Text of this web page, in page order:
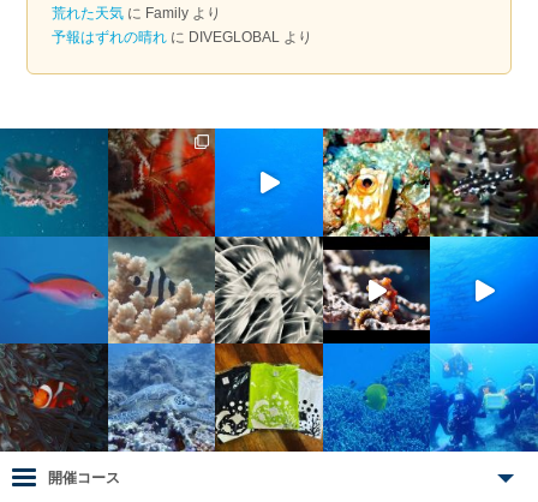
荒れた天気 に Family より
予報はずれの晴れ に DIVEGLOBAL より
開催コース